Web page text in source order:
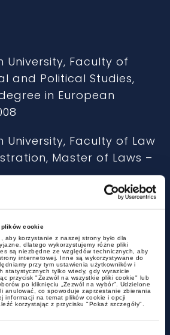
plików cookie
aby korzystanie z naszej strony było dla
dlatego wykorzystujemy różne pliki
są niezbędne ze względów technicznych, aby
internetowej. Inne są wykorzystywane do
przy tym ustawienia użytkowników i
statystycznych tylko wtedy, gdy wyrazicie
przycisk "Zezwól na wszystkie pliki cookie" lub
po kliknięciu „Zezwól na wybór”. Udzielone
anulować, co spowoduje zaprzestanie zbierania
informacji na temat plików cookie i opcji
korzystając z przycisku "Pokaż szczegóły".
University, Faculty of
and Political Studies,
in European
University, Faculty of Law
Master of Laws –
University in cooperation
Heidelberg and
Universität
of German Law – 2010.
of Legal Advisers
legal adviser application